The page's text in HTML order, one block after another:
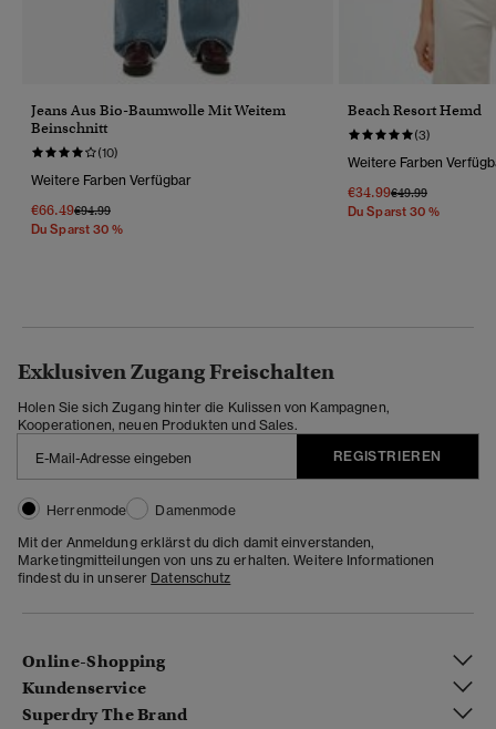
Jeans Aus Bio-Baumwolle Mit Weitem
Beinschnitt
(10)
Weitere Farben Verfügbar
€66.49Preis Wurde Reduziert Von
€94.99Bis
Du Sparst 30 %
Beach Resort Hemd
(3)
Weitere Farben
€34.99Preis Wurde
€49.99Bis
Du Sparst 30 %
Exklusiven Zugang Freischalten
Holen Sie sich Zugang hinter die Kulissen von Kampagnen,
Kooperationen, neuen Produkten und Sales.
REGISTRIEREN
Herrenmode
Damenmode
Mit der Anmeldung erklärst du dich damit einverstanden,
Marketingmitteilungen von uns zu erhalten. Weitere Informationen
findest du in unserer Datenschutz
Online-Shopping
Kundenservice
Superdry The Brand